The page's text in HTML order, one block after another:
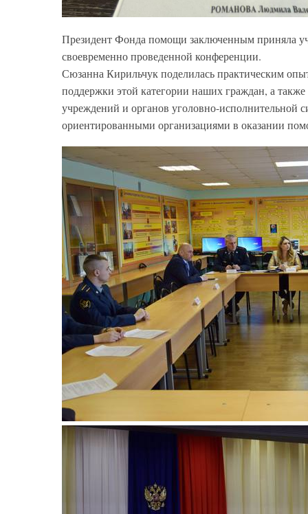
Президент Фонда помощи заключенным приняла
своевременно проведенной конференции.
Сюзанна Кирильчук поделилась практическим
поддержки этой категории наших граждан, а
учреждений и органов уголовно-исполнительной
ориентированными организациями в оказании